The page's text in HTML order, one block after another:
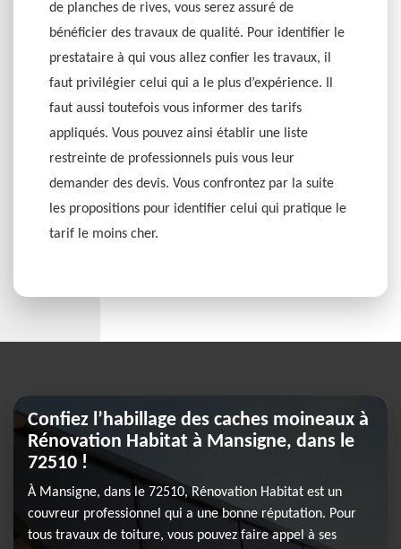
de planches de rives, vous serez assuré de
bénéficier des travaux de qualité. Pour identifier le
prestataire à qui vous allez confier les travaux, il
faut privilégier celui qui a le plus d’expérience. Il
faut aussi toutefois vous informer des tarifs
appliqués. Vous pouvez ainsi établir une liste
restreinte de professionnels puis vous leur
demander des devis. Vous confrontez par la suite
les propositions pour identifier celui qui pratique le
tarif le moins cher.
Confiez l’habillage des caches moineaux à
Rénovation Habitat à Mansigne, dans le
72510 !
À Mansigne, dans le 72510, Rénovation Habitat est un
couvreur professionnel qui a une bonne réputation. Pour
tous travaux de toiture, vous pouvez faire appel à ses